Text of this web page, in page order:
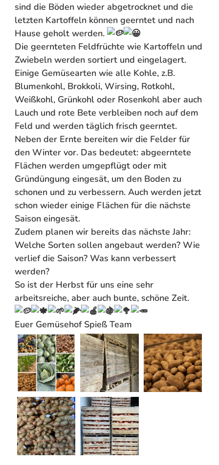
sind die Böden wieder abgetrocknet und die
letzten Kartoffeln können geerntet und nach
Hause geholt werden.
Die geernteten Feldfrüchte wie Kartoffeln und
Zwiebeln werden sortiert und eingelagert.
Einige Gemüsearten wie alle Kohle, z.B.
Blumenkohl, Brokkoli, Wirsing, Rotkohl,
Weißkohl, Grünkohl oder Rosenkohl aber auch
Lauch und rote Bete verbleiben noch auf dem
Feld und werden täglich frisch geerntet.
Neben der Ernte bereiten wir die Felder für
den Winter vor. Das bedeutet: abgeerntete
Flächen werden umgepflügt oder mit
Gründüngung eingesät, um den Boden zu
schonen und zu verbessern. Auch werden jetzt
schon wieder einige Flächen für die nächste
Saison eingesät.
Zudem planen wir bereits das nächste Jahr:
Welche Sorten sollen angebaut werden? Wie
verlief die Saison? Was kann verbessert
werden?
So ist der Herbst für uns eine sehr
arbeitsreiche, aber auch bunte, schöne Zeit.
Euer Gemüsehof Spieß Team